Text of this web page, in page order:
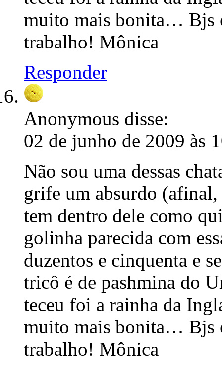
muito mais bonita… Bjs
trabalho! Mônica
Responder
Anonymous disse:
02 de junho de 2009 às
Não sou uma dessas
grife um absurdo (afinal,
tem dentro dele como
golinha parecida com
duzentos e cinquenta e
tricô é de pashmina do
teceu foi a rainha da
muito mais bonita… Bjs
trabalho! Mônica